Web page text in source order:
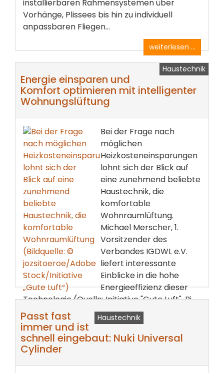
installierbaren Rahmensystemen über
Vorhänge, Plissees bis hin zu individuell
anpassbaren Fliegen...
weiterlesen ...
Haustechnik
Energie einsparen und
Komfort optimieren mit intelligenter
Wohnungslüftung
Bei der Frage nach
möglichen
Heizkosteneinsparungen
lohnt sich der Blick auf
eine zunehmend beliebte
Haustechnik, die
komfortable
Wohnraumlüftung.
Michael Merscher, 1.
Vorsitzender des
Verbandes IGDWL e.V.
liefert interessante
Einblicke in die hohe
Energieeffizienz dieser
Technologie (Quelle: Initiative "Gute Luft", Bi...
Haustechnik
Passt fast
immer und ist
schnell eingebaut: Nuki Universal
Cylinder